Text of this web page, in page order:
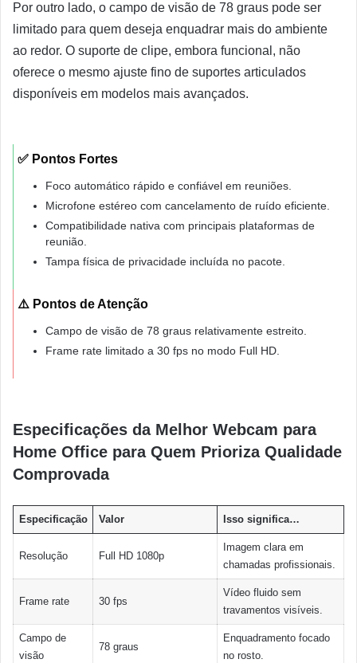
Por outro lado, o campo de visão de 78 graus pode ser
limitado para quem deseja enquadrar mais do ambiente
ao redor. O suporte de clipe, embora funcional, não
oferece o mesmo ajuste fino de suportes articulados
disponíveis em modelos mais avançados.
✅ Pontos Fortes
Foco automático rápido e confiável em reuniões.
Microfone estéreo com cancelamento de ruído eficiente.
Compatibilidade nativa com principais plataformas de
reunião.
Tampa física de privacidade incluída no pacote.
⚠️ Pontos de Atenção
Campo de visão de 78 graus relativamente estreito.
Frame rate limitado a 30 fps no modo Full HD.
Especificações da Melhor Webcam para
Home Office para Quem Prioriza Qualidade
Comprovada
Especificação Valor Isso significa…
Resolução Full HD 1080p
Imagem clara em
chamadas profissionais.
Frame rate 30 fps
Vídeo fluido sem
travamentos visíveis.
Campo de
visão
78 graus
Enquadramento focado
no rosto.